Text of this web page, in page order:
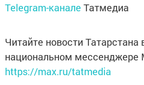
Telegram-канале Татмедиа
Читайте новости Татарстана
национальном мессенджере
https://max.ru/tatmedia